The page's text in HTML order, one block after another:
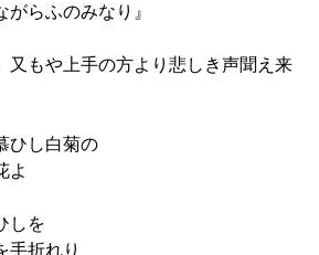
らふのみなり』
もや上手の方より悲しき声聞え来
ひし白菊の
よ
しを
折れり